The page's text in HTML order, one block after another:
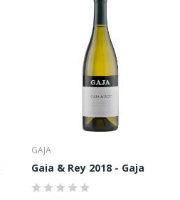
GAJA
Gaia & Rey 2018 - Gaja